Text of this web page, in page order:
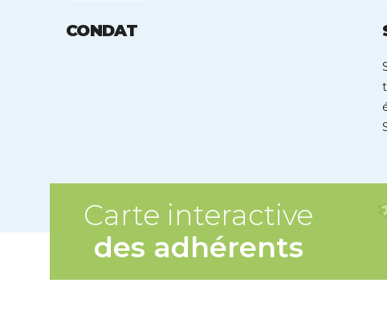
CONDAT
Carte interactive
des adhérents